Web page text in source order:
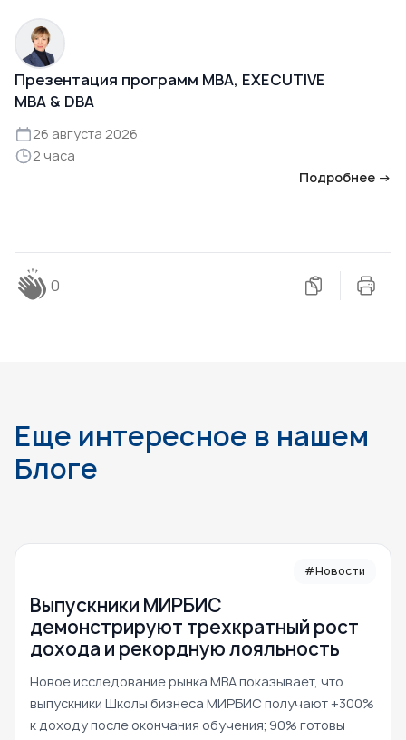
Презентация программ MBA, EXECUTIVE
MBA & DBA
26 августа 2026
2 часа
Подробнее →
0
Еще интересное в нашем
Блоге
#Новости
Выпускники МИРБИС
демонстрируют трехкратный рост
дохода и рекордную лояльность
Новое исследование рынка MBA показывает, что
выпускники Школы бизнеса МИРБИС получают +300%
к доходу после окончания обучения; 90% готовы